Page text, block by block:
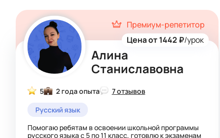
Алина
Станиславовна
Цена от 1442 ₽/урок
Премиум-репетитор
5 2 года опыта
7 отзывов
Русский язык
Помогаю ребятам в освоении школьной программы
русского языка с 5 по 11 класс, готовлю к экзаменам